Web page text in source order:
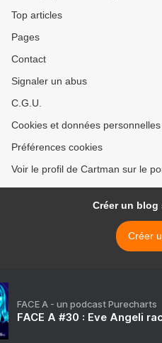
Top articles
Pages
Contact
Signaler un abus
C.G.U.
Cookies et données personnelles
Préférences cookies
Voir le profil de Cartman sur le
Créer un blog
Créer
FACE A - un podcast Purecharts
FACE A #30 : Eve Angeli